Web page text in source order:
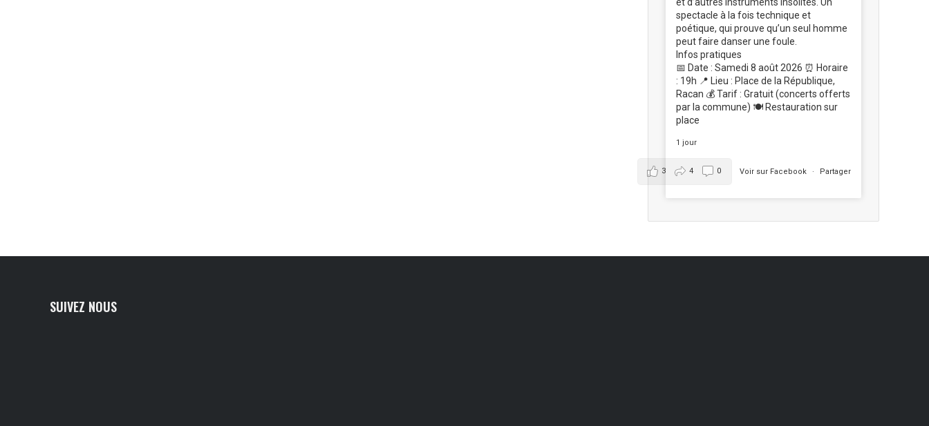
spectacle à la fois technique et
poétique, qui prouve qu’un seul homme
peut faire danser une foule.
Infos pratiques
📅 Date : Samedi 8 août 2026 ⏰ Horaire
: 19h 📍 Lieu : Place de la République,
Racan 💰 Tarif : Gratuit (concerts offerts
par la commune) 🍽️ Restauration sur
place
1 jour
Voir sur Facebook · Partager
3 4 0
SUIVEZ NOUS